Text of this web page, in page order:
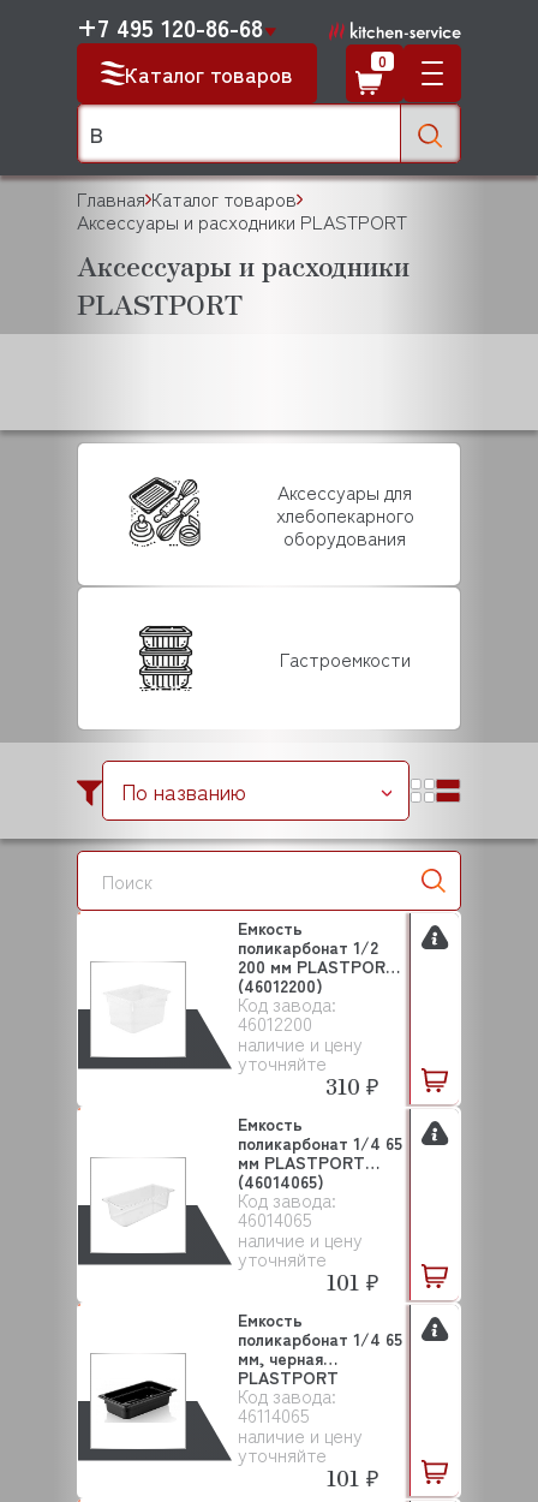
Каталог товаров
+7 495 120-86-68
0
Главная Каталог товаров
Аксессуары и расходники PLASTPORT
Аксессуары и расходники
PLASTPORT
Аксессуары для
хлебопекарного
оборудования
Гастроемкости
По названию
Код завода:
46012200
наличие и цену
уточняйте
Емкость
поликарбонат 1/2
200 мм PLASTPORT
(46012200)
310 ₽
Код завода:
46014065
наличие и цену
уточняйте
Емкость
поликарбонат 1/4 65
мм PLASTPORT
(46014065)
101 ₽
Код завода:
46114065
наличие и цену
уточняйте
Емкость
поликарбонат 1/4 65
мм, черная
PLASTPORT
(46114065)
101 ₽